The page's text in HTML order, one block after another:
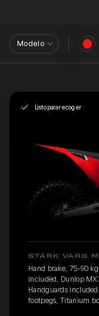
Modelo
Listo para recoger
STARK VARG
Hand brake, 75-90
included, Dunlop
Handguards
footpegs, Titanium